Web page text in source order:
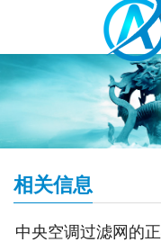
相关信息
中央空调过滤网的